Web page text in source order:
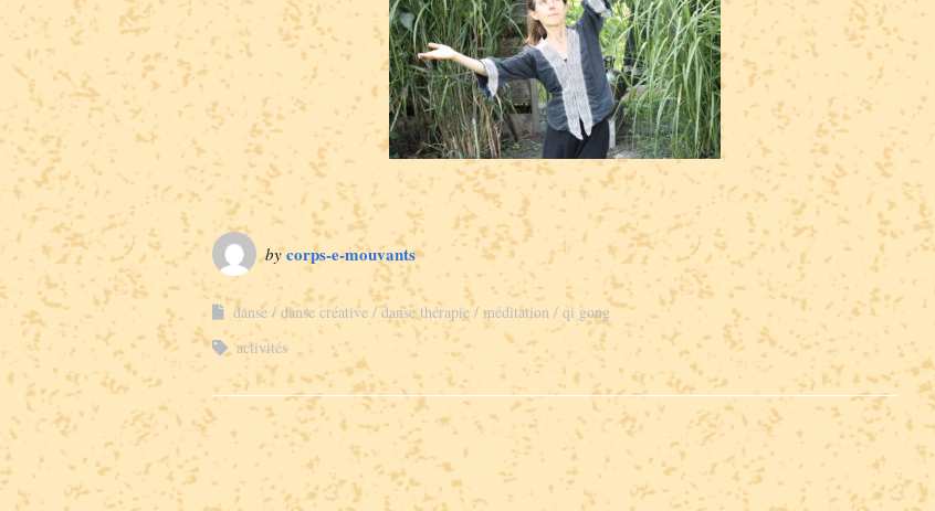
bycorps-e-mouvants
danse danse créative danse thérapie méditation
qi gong
activités